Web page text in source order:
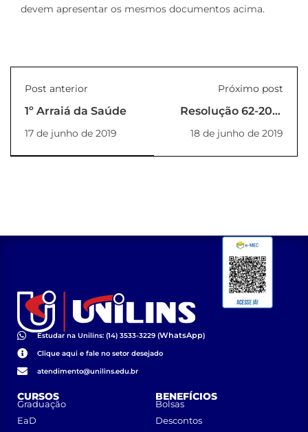
devem apresentar os mesmos documentos acima.
Post anterior
1º Arraiá da Saúde
17 de junho de 2019
Próximo post
Resolução 62-2019
Reitoria
18 de junho de 2019
Estudar na Unilins: (14) 3533-3229 (WhatsApp)
Clique aqui e fale no setor desejado
atendimento@unilins.edu.br
CURSOS
Graduação
EaD
BENEFÍCIOS
Bolsas
Descontos